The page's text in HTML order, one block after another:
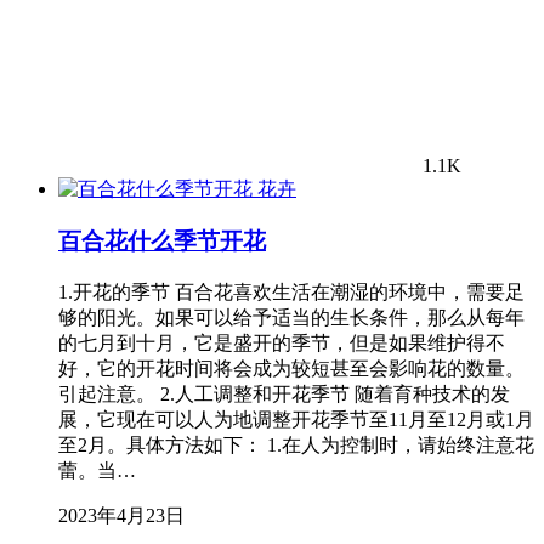
1.1K
花卉
百合花什么季节开花
1.开花的季节 百合花喜欢生活在潮湿的环境中，需要足
够的阳光。如果可以给予适当的生长条件，那么从每年
的七月到十月，它是盛开的季节，但是如果维护得不
好，它的开花时间将会成为较短甚至会影响花的数量。
引起注意。 2.人工调整和开花季节 随着育种技术的发
展，它现在可以人为地调整开花季节至11月至12月或1月
至2月。具体方法如下： 1.在人为控制时，请始终注意花
蕾。当…
2023年4月23日